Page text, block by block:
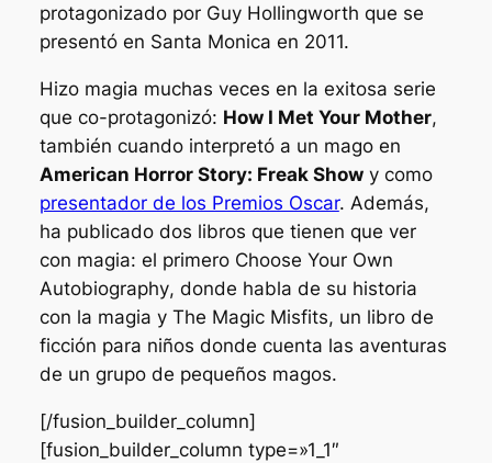
protagonizado por Guy Hollingworth que se
presentó en Santa Monica en 2011.
Hizo magia muchas veces en la exitosa serie
que co-protagonizó: How I Met Your Mother,
también cuando interpretó a un mago en
American Horror Story: Freak Showy como
presentador de los Premios Oscar. Además,
ha publicado dos libros que tienen que ver
con magia: el primero Choose Your Own
Autobiography, donde habla de su historia
con la magia y The Magic Misfits, un libro de
ficción para niños donde cuenta las aventuras
de un grupo de pequeños magos.
[/fusion_builder_column]
[fusion_builder_column type=»1_1″